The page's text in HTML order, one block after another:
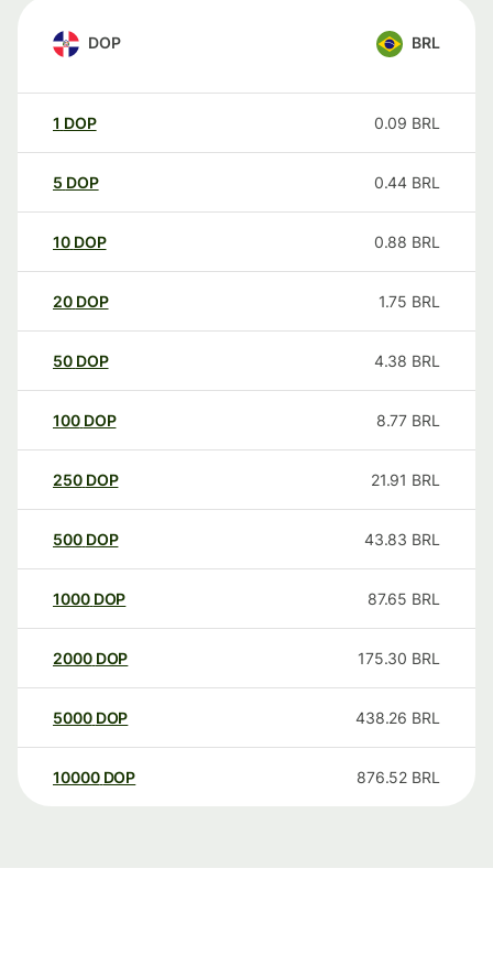
DOP BRL
1 DOP 0.09 BRL
5 DOP 0.44 BRL
10 DOP 0.88 BRL
20 DOP 1.75 BRL
50 DOP 4.38 BRL
100 DOP 8.77 BRL
250 DOP 21.91 BRL
500 DOP 43.83 BRL
1000 DOP 87.65 BRL
2000 DOP 175.30 BRL
5000 DOP 438.26 BRL
10000 DOP 876.52 BRL